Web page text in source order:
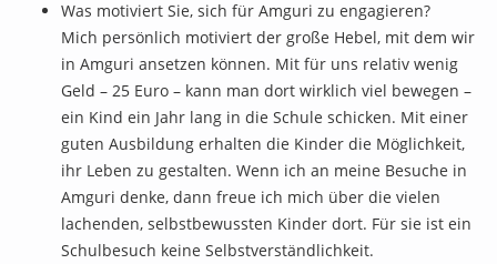
Was motiviert Sie, sich für Amguri zu engagieren?
Mich persönlich motiviert der große Hebel, mit dem wir
in Amguri ansetzen können. Mit für uns relativ wenig
Geld – 25 Euro – kann man dort wirklich viel bewegen –
ein Kind ein Jahr lang in die Schule schicken. Mit einer
guten Ausbildung erhalten die Kinder die Möglichkeit,
ihr Leben zu gestalten. Wenn ich an meine Besuche in
Amguri denke, dann freue ich mich über die vielen
lachenden, selbstbewussten Kinder dort. Für sie ist ein
Schulbesuch keine Selbstverständlichkeit.